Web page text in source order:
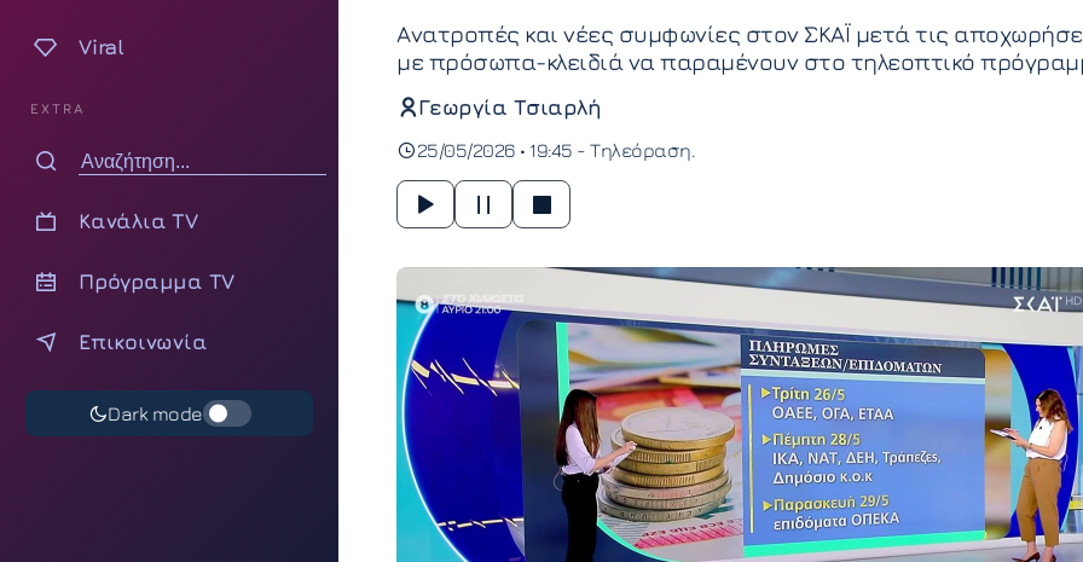
Viral
EXTRA
Κανάλια TV
Πρόγραμμα TV
Επικοινωνία
Dark mode
Ανατροπές και νέες συμφωνίες στον ΣΚΑΪ μετά τις
με πρόσωπα-κλειδιά να παραμένουν στο τηλεοπτικό
Γεωργία Τσιαρλή
25/05/2026 • 19:45 - Τηλεόραση